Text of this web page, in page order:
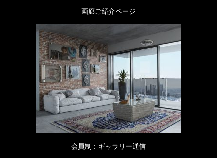
画廊ご紹介ページ
会員制：ギャラリー通信